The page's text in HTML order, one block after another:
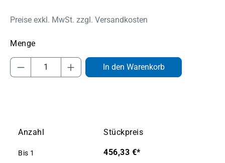
Preise exkl. MwSt. zzgl. Versandkosten
Produkt Anzahl: Gib den gewünschten
In den Warenkorb
Anzahl Stückpreis
Bis 1 456,33 €*